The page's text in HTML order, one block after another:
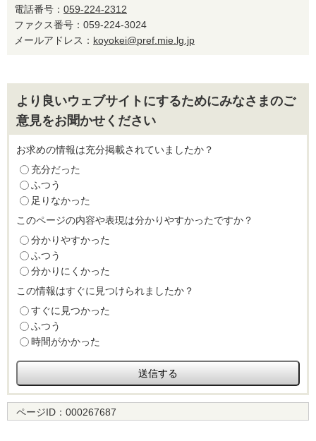
電話番号： 059-224-2312
ファクス番号：059-224-3024
メールアドレス： koyokei@pref.mie.lg.jp
より良いウェブサイトにするためにみなさまのご
意見をお聞かせください
お求めの情報は充分掲載されていましたか？
充分だった
ふつう
足りなかった
このページの内容や表現は分かりやすかったですか？
分かりやすかった
ふつう
分かりにくかった
この情報はすぐに見つけられましたか？
すぐに見つかった
ふつう
時間がかかった
ページID： 000267687